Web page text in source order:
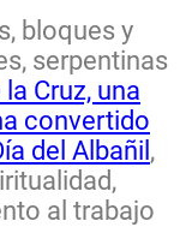
bloques y
serpentinas
la Cruz, una
convertido
del Albañil ,
al trabajo